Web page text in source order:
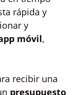
rápida y
y
móvil,
recibir una
presupuesto